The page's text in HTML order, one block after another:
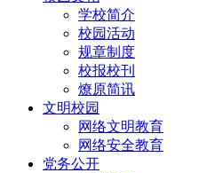
学校简介
校园活动
规章制度
校报校刊
燎原简讯
文明校园
网络文明教育
网络安全教育
党务公开